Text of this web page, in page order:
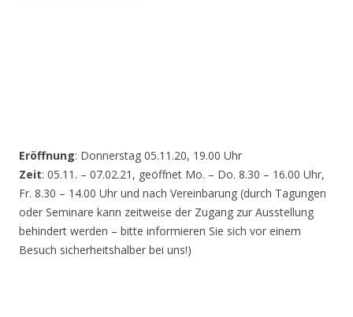
Eröffnung: Donnerstag 05.11.20, 19.00 Uhr
Zeit: 05.11. – 07.02.21, geöffnet Mo. – Do. 8.30 – 16.00 Uhr,
Fr. 8.30 – 14.00 Uhr und nach Vereinbarung (durch Tagungen
oder Seminare kann zeitweise der Zugang zur Ausstellung
behindert werden – bitte informieren Sie sich vor einem
Besuch sicherheitshalber bei uns!)